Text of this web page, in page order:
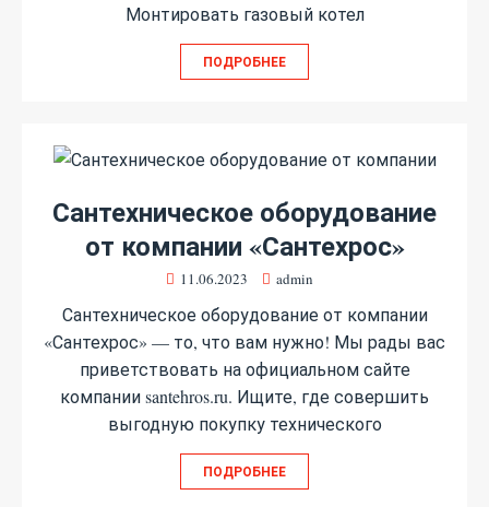
Монтировать газовый котел
ПОДРОБНЕЕ
Сантехническое оборудование
от компании «Сантехрос»
11.06.2023 admin
Сантехническое оборудование от компании
«Сантехрос» — то, что вам нужно! Мы рады вас
приветствовать на официальном сайте
компании santehros.ru. Ищите, где совершить
выгодную покупку технического
ПОДРОБНЕЕ